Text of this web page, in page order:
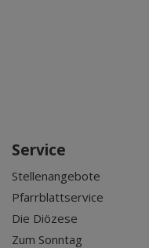
Service
Stellenangebote
Pfarrblattservice
Die Diözese
Zum Sonntag